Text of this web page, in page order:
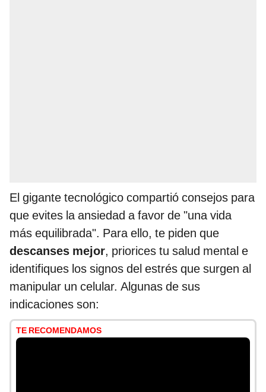
El gigante tecnológico compartió consejos para
que evites la ansiedad a favor de "una vida
más equilibrada". Para ello, te piden que
descanses mejor, priorices tu salud mental e
identifiques los signos del estrés que surgen al
manipular un celular. Algunas de sus
indicaciones son:
TE RECOMENDAMOS